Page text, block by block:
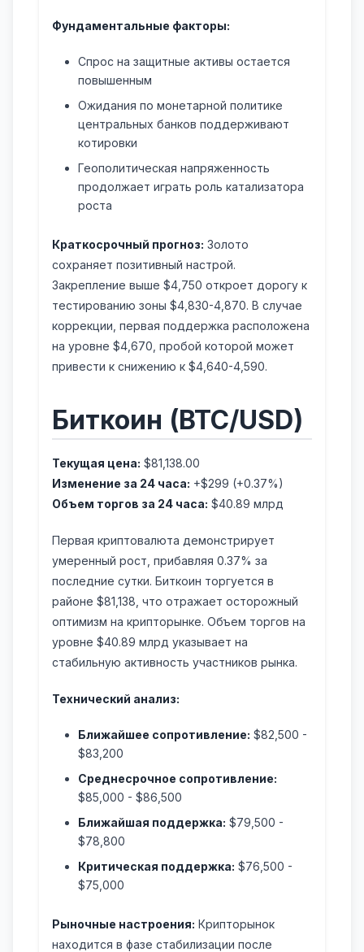
Фундаментальные факторы:
Спрос на защитные активы остается
повышенным
Ожидания по монетарной политике
центральных банков поддерживают
котировки
Геополитическая напряженность
продолжает играть роль катализатора
роста
Краткосрочный прогноз: Золото
сохраняет позитивный настрой.
Закрепление выше $4,750 откроет дорогу к
тестированию зоны $4,830-4,870. В случае
коррекции, первая поддержка расположена
на уровне $4,670, пробой которой может
привести к снижению к $4,640-4,590.
Биткоин (BTC/USD)
Текущая цена: $81,138.00
Изменение за 24 часа: +$299 (+0.37%)
Объем торгов за 24 часа: $40.89 млрд
Первая криптовалюта демонстрирует
умеренный рост, прибавляя 0.37% за
последние сутки. Биткоин торгуется в
районе $81,138, что отражает осторожный
оптимизм на крипторынке. Объем торгов на
уровне $40.89 млрд указывает на
стабильную активность участников рынка.
Технический анализ:
Ближайшее сопротивление: $82,500 -
$83,200
Среднесрочное сопротивление:
$85,000 - $86,500
Ближайшая поддержка: $79,500 -
$78,800
Критическая поддержка: $76,500 -
$75,000
Рыночные настроения: Крипторынок
находится в фазе стабилизации после